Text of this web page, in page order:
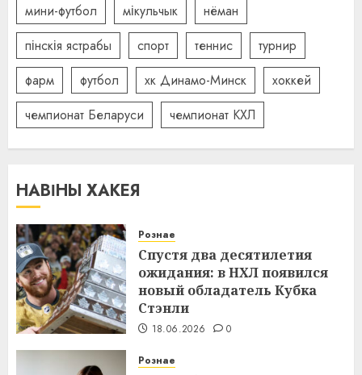
мини-футбол
мікульчык
нёман
пінскія ястрабы
спорт теннис
турнир
фарм
футбол хк Динамо-Минск
хоккей
чемпионат Беларуси
чемпионат КХЛ
НАВІНЫ ХАКЕЯ
Рознае
Спустя два десятилетия
ожидания: в НХЛ появился
новый обладатель Кубка
Стэнли
18.06.2026 0
Рознае